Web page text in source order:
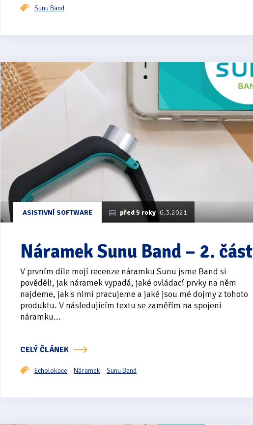
Sunu Band
ASISTIVNÍ SOFTWARE před 5 roky 6.3.2021
Náramek Sunu Band – 2. část
V prvním díle mojí recenze náramku Sunu jsme Band si
pověděli, jak náramek vypadá, jaké ovládací prvky na něm
najdeme, jak s nimi pracujeme a jaké jsou mé dojmy z tohoto
produktu. V následujícím textu se zaměřím na spojení
náramku...
CELÝ ČLÁNEK
Echolokace Náramek Sunu Band